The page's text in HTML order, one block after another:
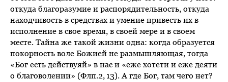
откуда благоразумие и распорядительность, откуда
находчивость в средствах и умение привесть их в
исполнение в свое время, в своей мере и в своем
месте. Тайна же такой жизни одна: когда образуется
покорность воле Божией не размышляющая, тогда
«Бог есть действуяй» в нас и «еже хотети и еже деяти
о благоволении» (Флп.2, 13). А где Бог, там чего нет?